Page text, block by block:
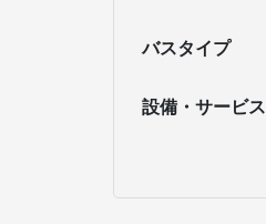
バスタイプ
設備・サービス